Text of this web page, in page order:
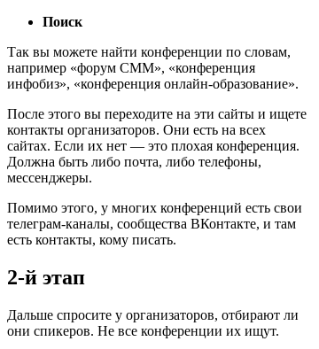
Поиск
Так вы можете найти конференции по словам,
например «форум СММ», «конференция
инфобиз», «конференция онлайн-образование».
После этого вы переходите на эти сайты и ищете
контакты организаторов. Они есть на всех
сайтах. Если их нет — это плохая конференция.
Должна быть либо почта, либо телефоны,
мессенджеры.
Помимо этого, у многих конференций есть свои
телеграм-каналы, сообщества ВКонтакте, и там
есть контакты, кому писать.
2-й этап
Дальше спросите у организаторов, отбирают ли
они спикеров. Не все конференции их ищут.